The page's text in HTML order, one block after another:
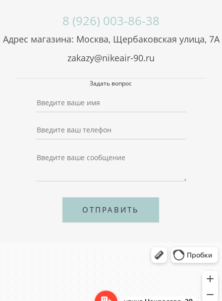
(36-46). Доставка производится по всей России,
оплата принимается наличными и по безналу.
8 (926) 003-86-38
Адрес магазина: Москва, Щербаковская улица, 7А
zakazy@nikeair-90.ru
Задать вопрос
ОТПРАВИТЬ